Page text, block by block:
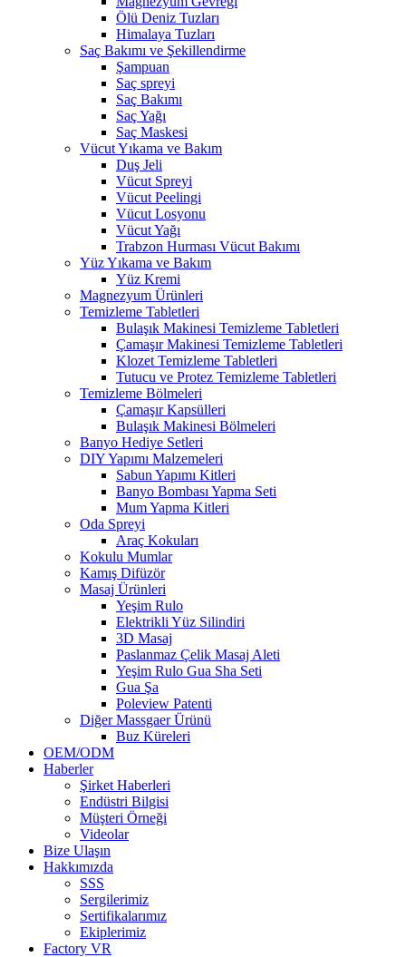
Ölü Deniz Tuzları
Himalaya Tuzları
Saç Bakımı ve Şekillendirme
Şampuan
Saç spreyi
Saç Bakımı
Saç Yağı
Saç Maskesi
Vücut Yıkama ve Bakım
Duş Jeli
Vücut Spreyi
Vücut Peelingi
Vücut Losyonu
Vücut Yağı
Trabzon Hurması Vücut Bakımı
Yüz Yıkama ve Bakım
Yüz Kremi
Magnezyum Ürünleri
Temizleme Tabletleri
Bulaşık Makinesi Temizleme Tabletleri
Çamaşır Makinesi Temizleme Tabletleri
Klozet Temizleme Tabletleri
Tutucu ve Protez Temizleme Tabletleri
Temizleme Bölmeleri
Çamaşır Kapsülleri
Bulaşık Makinesi Bölmeleri
Banyo Hediye Setleri
DIY Yapımı Malzemeleri
Sabun Yapımı Kitleri
Banyo Bombası Yapma Seti
Mum Yapma Kitleri
Oda Spreyi
Araç Kokuları
Kokulu Mumlar
Kamış Difüzör
Masaj Ürünleri
Yeşim Rulo
Elektrikli Yüz Silindiri
3D Masaj
Paslanmaz Çelik Masaj Aleti
Yeşim Rulo Gua Sha Seti
Gua Şa
Poleview Patenti
Diğer Massgaer Ürünü
Buz Küreleri
OEM/ODM
Haberler
Şirket Haberleri
Endüstri Bilgisi
Müşteri Örneği
Videolar
Bize Ulaşın
Hakkımızda
SSS
Sergilerimiz
Sertifikalarımız
Ekiplerimiz
Factory VR